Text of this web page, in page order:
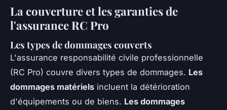
La couverture et les garanties de
l'assurance RC Pro
Les types de dommages couverts
L'assurance responsabilité civile professionnelle
(RC Pro) couvre divers types de dommages. Les
dommages matériels incluent la détérioration
d'équipements ou de biens. Les dommages